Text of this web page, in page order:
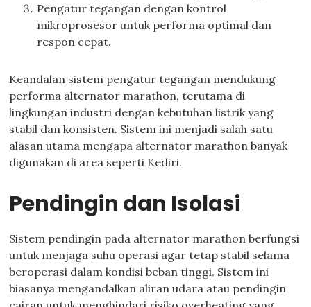
Pengatur tegangan dengan kontrol
mikroprosesor untuk performa optimal dan
respon cepat.
Keandalan sistem pengatur tegangan mendukung
performa alternator marathon, terutama di
lingkungan industri dengan kebutuhan listrik yang
stabil dan konsisten. Sistem ini menjadi salah satu
alasan utama mengapa alternator marathon banyak
digunakan di area seperti Kediri.
Pendingin dan Isolasi
Sistem pendingin pada alternator marathon berfungsi
untuk menjaga suhu operasi agar tetap stabil selama
beroperasi dalam kondisi beban tinggi. Sistem ini
biasanya mengandalkan aliran udara atau pendingin